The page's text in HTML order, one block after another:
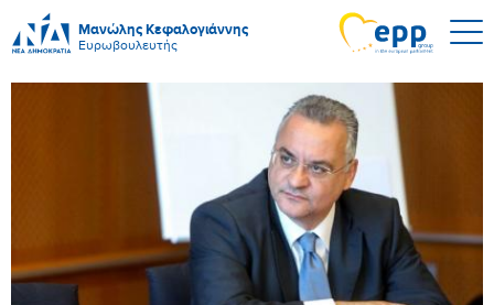
Μανώλης Κεφαλογιάννης
Ευρωβουλευτής